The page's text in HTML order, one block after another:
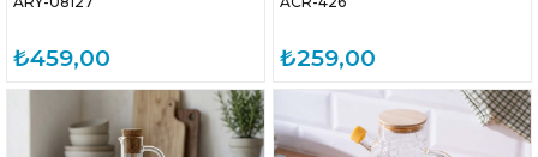
₺459,00 ₺259,00